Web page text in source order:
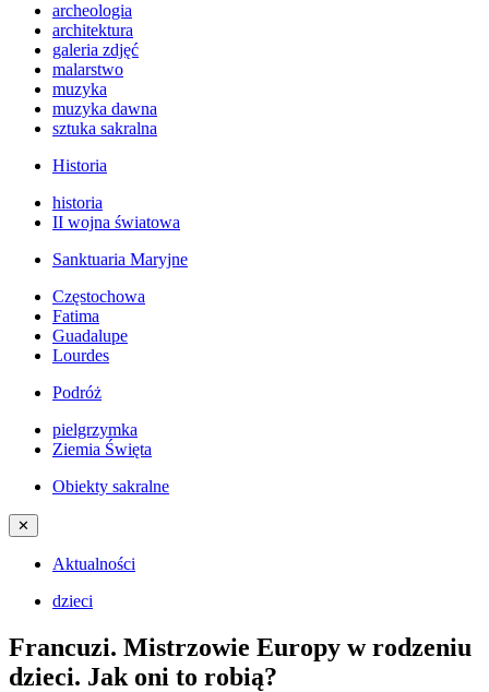
archeologia
architektura
galeria zdjęć
malarstwo
muzyka
muzyka dawna
sztuka sakralna
Historia
historia
II wojna światowa
Sanktuaria Maryjne
Częstochowa
Fatima
Guadalupe
Lourdes
Podróż
pielgrzymka
Ziemia Święta
Obiekty sakralne
✕
Aktualności
dzieci
Francuzi. Mistrzowie Europy w rodzeniu
dzieci. Jak oni to robią?